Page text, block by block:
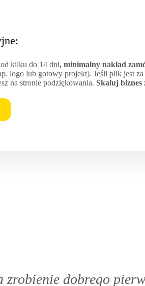
kilku do 14 dni, minimalny nakład
logo lub gotowy projekt). Jeśli plik jest
na stronie podziękowania. Skaluj biznes
zrobienie dobrego